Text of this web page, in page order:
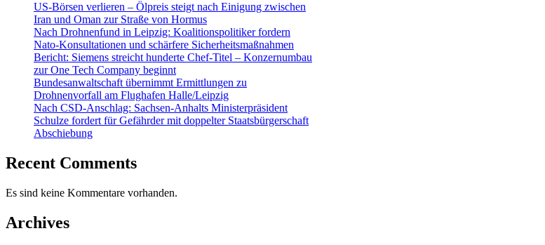
US-Börsen verlieren – Ölpreis steigt nach Einigung zwischen
Iran und Oman zur Straße von Hormus
Nach Drohnenfund in Leipzig: Koalitionspolitiker fordern
Nato-Konsultationen und schärfere Sicherheitsmaßnahmen
Bericht: Siemens streicht hunderte Chef-Titel – Konzernumbau
zur One Tech Company beginnt
Bundesanwaltschaft übernimmt Ermittlungen zu
Drohnenvorfall am Flughafen Halle/Leipzig
Nach CSD-Anschlag: Sachsen-Anhalts Ministerpräsident
Schulze fordert für Gefährder mit doppelter Staatsbürgerschaft
Abschiebung
Recent Comments
Es sind keine Kommentare vorhanden.
Archives